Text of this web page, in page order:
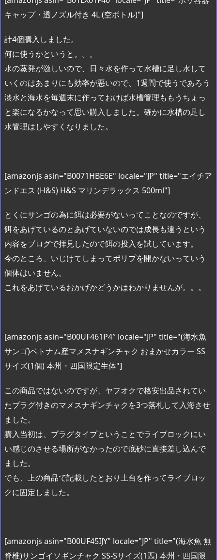
キャップ・透ノズル付き 4L (空ボトル)"]
計4個購入しました。
何に使うかというと。。。
水の蒸発が激しいので、日々水を作って水槽に足し水して
いくのはあまりにも効率が悪いので、1週間で使うであろう
淡水と海水を毎週末に作っておけば水槽管理ももうちょっ
と楽になるかなって思い購入しました。確かに水槽の足し
水管理はしやすくなりました。
[amazonjs asin="B0071HBE6E" locale="JP" title="エイチア
ンドエス (H&S) H&S マリンデラックス 500ml"]
とくにサンゴの為に餌は必要がないってことなのですが、
餌をあげているのとあげていないのでは成長も違うという
内容をブログで拝見したので餌の投入を試しています。
今のところ、いじけてしまってポリプを開かないっていう
個体はいません。
これをあげているおかげかどうかはわかりませんが。。。
[amazonjs asin="B00UF461P4″ locale="JP" title="(海水魚
サンゴ)ベトナム産マメスナギンチャク おまかせカラー SS
サイズ(1個) 本州・四国限定生体"]
この商品ではないのですが、ヤフオクで格安出品されてい
たプラグ付きのマメスナギンチャクを3つ落札して入海させ
ました。
購入当初は、プラグタイプということでライブロックにい
い感じのさせる場所がなかったので底砂に直接差し込んで
ました。
でも、上の商品で記載したとおり土台を作ってライブロッ
クに固定しました。
[amazonjs asin="B00UF45IJY" locale="JP" title="(海水魚 無
脊椎)サンゴイソギンチャク SS-Sサイズ(1匹) 本州・四国限